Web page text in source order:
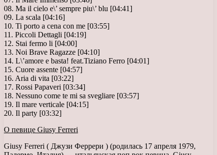
08. Ma il cielo e\’ sempre piu\’ blu [04:41]
09. La scala [04:16]
10. Ti porto a cena con me [03:55]
11. Piccoli Dettagli [04:19]
12. Stai fermo li [04:00]
13. Noi Brave Ragazze [04:10]
14. L\’amore e basta! feat.Tiziano Ferro [04:01]
15. Cuore assente [04:57]
16. Aria di vita [03:22]
17. Rossi Papaveri [03:34]
18. Nessuno come te mi sa svegliare [03:57]
19. Il mare verticale [04:15]
20. Il party [03:32]
О певице Giusy Ferreri
Giusy Ferreri ( Джузи Феррери ) (родилась 17 апреля 1979,